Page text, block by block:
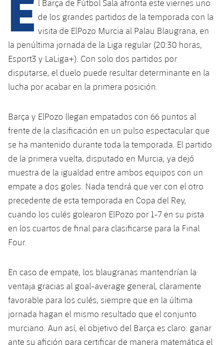
plusicon
más
Instalaciones
Spotify Camp Nou
Palau Blaugrana
Estadi Johan Cruyff
Ciutat Esportiva
La Masia
plusicon
más
Servicios
Servicios Médicos
plusicon
más
Acreditaciones
SUB13
SUB12
SUB11 A
SUB10 A
SUB10 B
SUB9 A
SUB9 B
SUB8 A
SUB13 B
SUB12 C
SUB11 C
Entradas
Gameday Shows
Resultados
Jugadores
Fotos
Historia
Palmarés
Base
Barça Atlètic
Junior
Cadete A
Infantil A
Mini
Campus Verano
PLUSICON
MÁS
Primer Equipo
plusicon
más
Actualidad
Entradas
Resultados
Clasificaciones
Fotos
Palmarés
Barça Atlètic
plusicon
más
Actualidad
Calendario
Resultados
Clasificaciones
Jugadores
Base
plusicon
más
Actualidad
Juvenil
Cadete A
Cadete B
PLUSICON
MÁS
plusicon
más
Actualidad
Calendario
Resultados
Clasificaciones
Jugadors
Fotos
Barça Atlètic
plusicon
más
Actualidad
Resultados
Jugadores
Clasificaciones
plusicon
más
Juvenil
Cadete
Infantil
PLUSICON
MÁS
Primer equipo
plusicon
más
Actualidad
Barça Atlètic
plusicon
más
l Barça de Fútbol Sala afronta este viernes uno
de los grandes partidos de la temporada con la
visita de ElPozo Murcia al Palau Blaugrana, en
la penúltima jornada de la Liga regular (20:30 horas,
Esport3 y LaLiga+). Con solo dos partidos por
disputarse, el duelo puede resultar determinante en la
lucha por acabar en la primera posición.
Barça y ElPozo llegan empatados con 66 puntos al
frente de la clasificación en un pulso espectacular que
se ha mantenido durante toda la temporada. El partido
de la primera vuelta, disputado en Murcia, ya dejó
muestra de la igualdad entre ambos equipos con un
empate a dos goles. Nada tendrá que ver con el otro
precedente de esta temporada en Copa del Rey,
cuando los culés golearon ElPozo por 1-7 en su pista
en los cuartos de final para clasificarse para la Final
Four.
En caso de empate, los blaugranas mantendrían la
ventaja gracias al goal-average general, claramente
favorable para los culés, siempre que en la última
jornada hagan el mismo resultado que el conjunto
murciano. Aun así, el objetivo del Barça es claro: ganar
ante su afición para certificar de manera matemática el